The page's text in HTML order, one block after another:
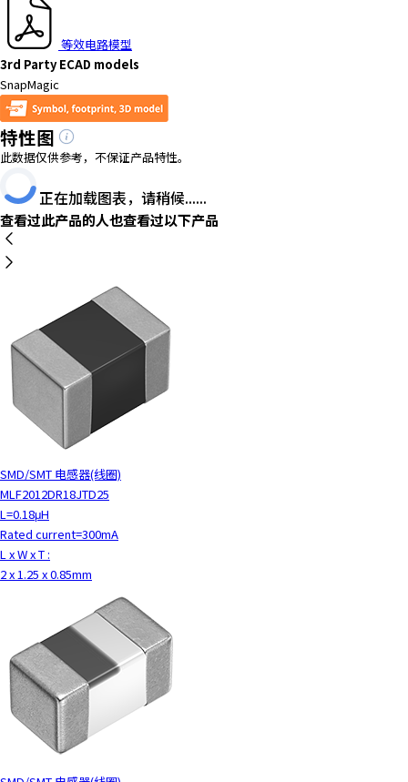
等效电路模型
3rd Party ECAD models
SnapMagic
特性图
此数据仅供参考，不保证产品特性。
正在加载图表，请稍候......
查看过此产品的人也查看过以下产品
SMD/SMT 电感器(线圈)
MLF2012DR18JTD25
L=0.18μH
Rated current=300mA
L x W x T :
2 x 1.25 x 0.85mm